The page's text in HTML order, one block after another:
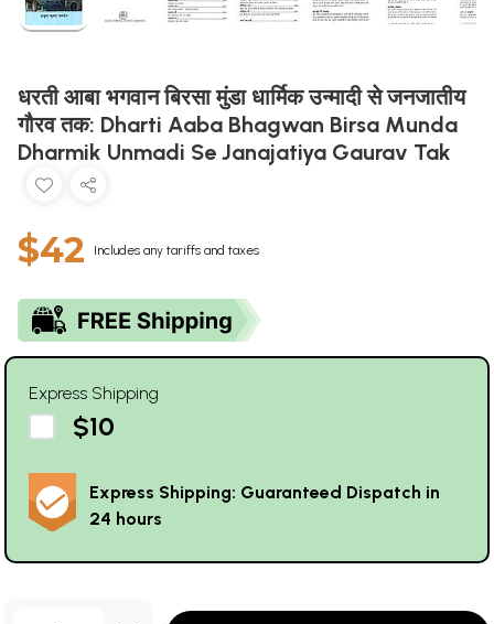
धरती आबा भगवान बिरसा मुंडा धार्मिक उन्मादी से जनजातीय
गौरव तक: Dharti Aaba Bhagwan Birsa Munda
Dharmik Unmadi Se Janajatiya Gaurav Tak
$42 Includes any tariffs and taxes
Express Shipping
$10
Express Shipping: Guaranteed Dispatch in
24 hours